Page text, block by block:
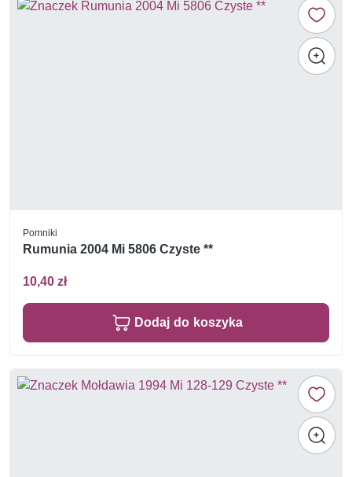
Pomniki
Rumunia 2004 Mi 5806 Czyste **
10,40 zł
Dodaj do koszyka